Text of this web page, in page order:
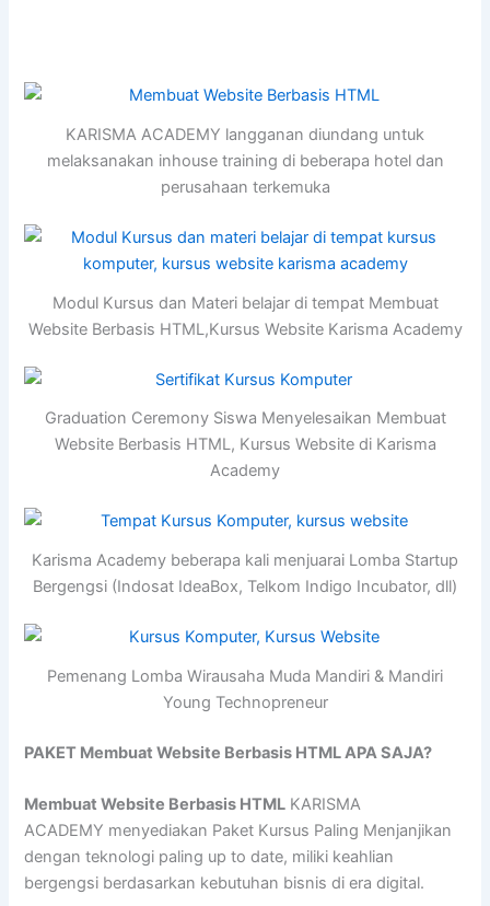
KARISMA ACADEMY langganan diundang untuk
melaksanakan inhouse training di beberapa hotel dan
perusahaan terkemuka
Modul Kursus dan Materi belajar di tempat Membuat
Website Berbasis HTML,Kursus Website Karisma Academy
Graduation Ceremony Siswa Menyelesaikan Membuat
Website Berbasis HTML, Kursus Website di Karisma
Academy
Karisma Academy beberapa kali menjuarai Lomba Startup
Bergengsi (Indosat IdeaBox, Telkom Indigo Incubator, dll)
Pemenang Lomba Wirausaha Muda Mandiri & Mandiri
Young Technopreneur
PAKET Membuat Website Berbasis HTML APA SAJA?
Membuat Website Berbasis HTML KARISMA
ACADEMY menyediakan Paket Kursus Paling Menjanjikan
dengan teknologi paling up to date, miliki keahlian
bergengsi berdasarkan kebutuhan bisnis di era digital.